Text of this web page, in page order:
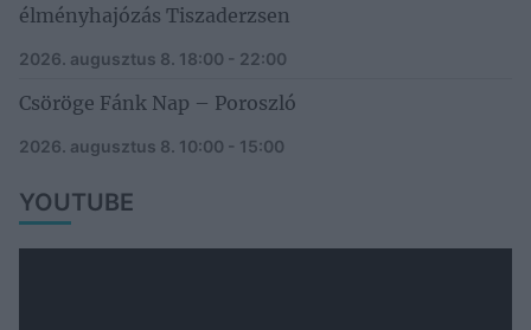
élményhajózás Tiszaderzsen
2026. augusztus 8. 18:00 - 22:00
Csöröge Fánk Nap – Poroszló
2026. augusztus 8. 10:00 - 15:00
YOUTUBE